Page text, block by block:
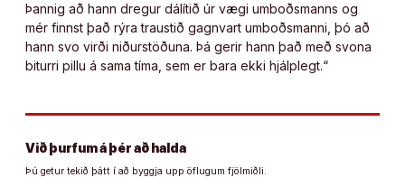
Þannig að hann dregur dálítið úr vægi umboðsmanns og
mér finnst það rýra traustið gagnvart umboðsmanni, þó að
hann svo virði niðurstöðuna. Þá gerir hann það með svona
biturri pillu á sama tíma, sem er bara ekki hjálplegt.“
Við þurfum á þér að halda
Þú getur tekið þátt í að byggja upp öflugum fjölmiðli.